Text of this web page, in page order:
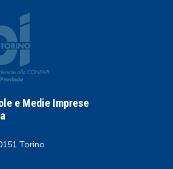
e Medie Imprese
Torino